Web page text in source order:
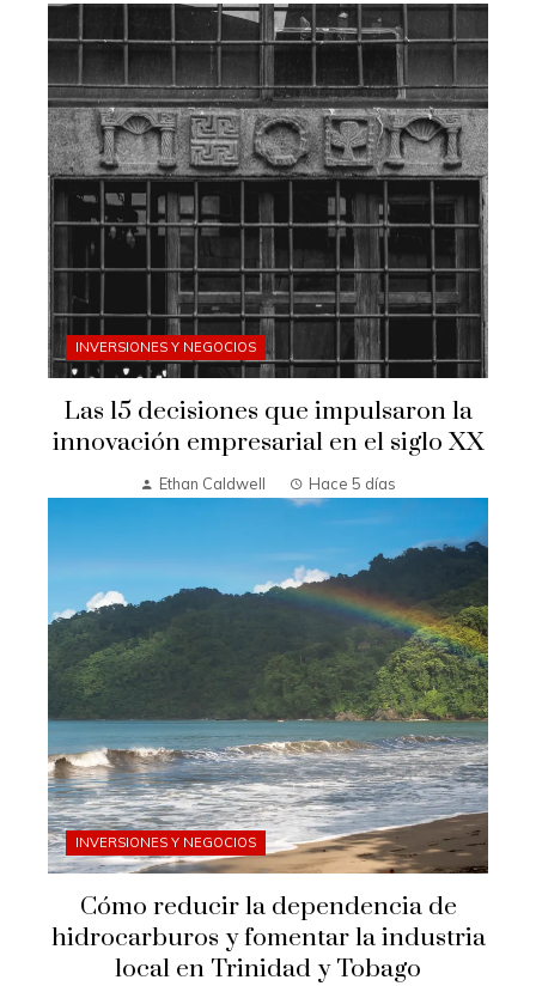
INVERSIONES Y NEGOCIOS
Las 15 decisiones que impulsaron la
innovación empresarial en el siglo XX
Ethan Caldwell Hace 5 días
INVERSIONES Y NEGOCIOS
Cómo reducir la dependencia de
hidrocarburos y fomentar la industria
local en Trinidad y Tobago